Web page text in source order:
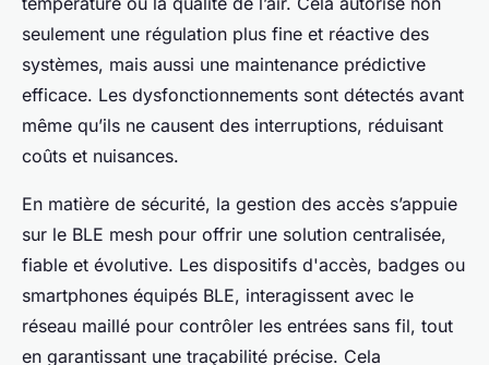
seulement une régulation plus fine et réactive des
systèmes, mais aussi une maintenance prédictive
efficace. Les dysfonctionnements sont détectés avant
même qu’ils ne causent des interruptions, réduisant
coûts et nuisances.
En matière de sécurité, la gestion des accès s’appuie
sur le BLE mesh pour offrir une solution centralisée,
fiable et évolutive. Les dispositifs d'accès, badges ou
smartphones équipés BLE, interagissent avec le
réseau maillé pour contrôler les entrées sans fil, tout
en garantissant une traçabilité précise. Cela